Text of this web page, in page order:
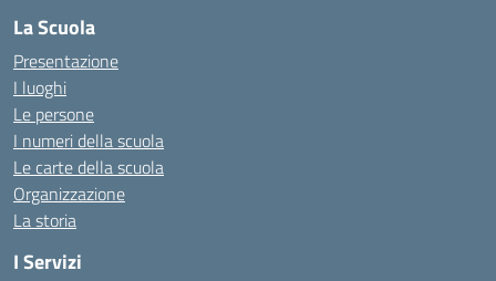
La Scuola
Presentazione
I luoghi
Le persone
I numeri della scuola
Le carte della scuola
Organizzazione
La storia
I Servizi